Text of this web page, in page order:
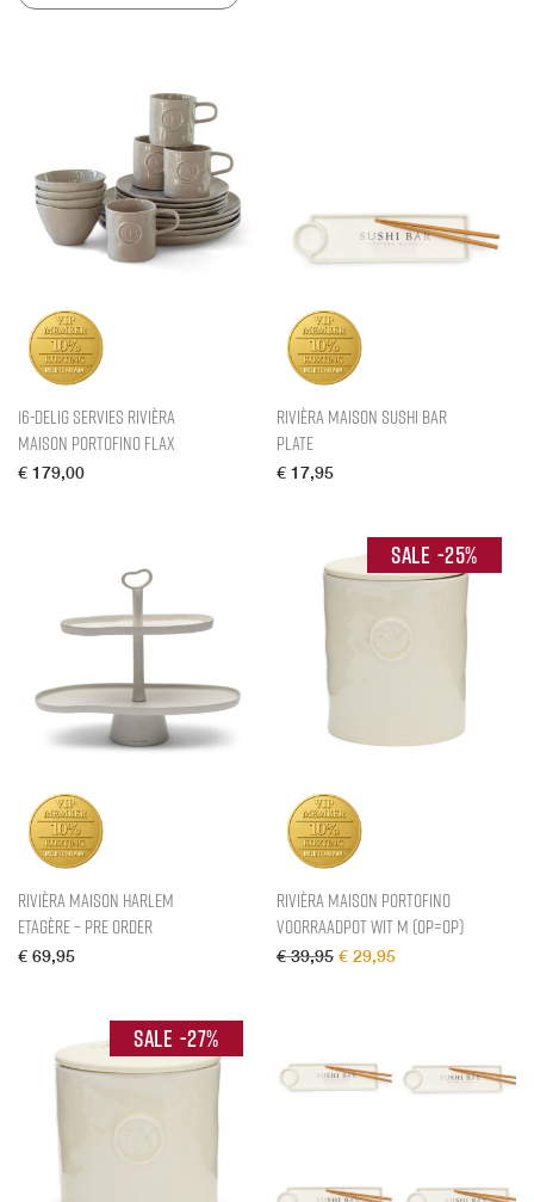
16-delig Servies Rivièra
Maison Portofino Flax
€ 179,00
Rivièra Maison Sushi Bar
Plate
€ 17,95
Rivièra Maison Harlem
Etagère – Pre Order
€ 69,95
-25%
Rivièra Maison Portofino
Voorraadpot Wit M (OP=OP)
€39,95 Oorspronkelijke prijs
€ 29,95Huidige prijs is: €
-27%